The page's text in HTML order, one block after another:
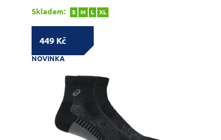
Skladem:
S M L XL
449 Kč
NOVINKA